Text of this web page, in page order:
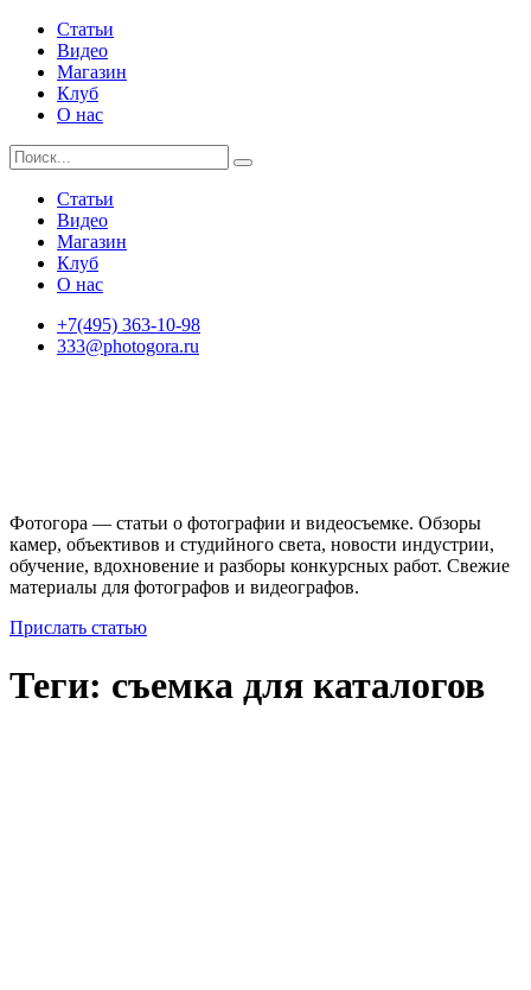
Статьи
Видео
Магазин
Клуб
О нас
Статьи
Видео
Магазин
Клуб
О нас
+7(495) 363-10-98
333@photogora.ru
Фотогора — статьи о фотографии и видеосъемке. Обзоры
камер, объективов и студийного света, новости индустрии,
обучение, вдохновение и разборы конкурсных работ. Свежие
материалы для фотографов и видеографов.
Прислать статью
Теги: съемка для каталогов